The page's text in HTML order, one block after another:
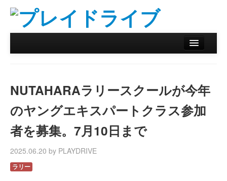
リザルトデータベース
バックナンバー
オンラインストア
NUTAHARAラリースクールが今年
のヤングエキスパートクラス参加
者を募集。7月10日まで
2025.06.20 by PLAYDRIVE
ラリー